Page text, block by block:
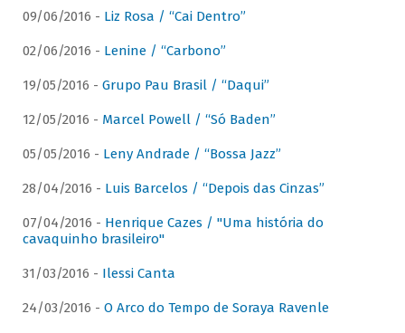
09/06/2016 - Liz Rosa / “Cai Dentro”
02/06/2016 - Lenine / “Carbono”
19/05/2016 - Grupo Pau Brasil / “Daqui”
12/05/2016 - Marcel Powell / “Só Baden”
05/05/2016 - Leny Andrade / “Bossa Jazz”
28/04/2016 - Luis Barcelos / “Depois das Cinzas”
07/04/2016 - Henrique Cazes / "Uma história do
cavaquinho brasileiro"
31/03/2016 - Ilessi Canta
24/03/2016 - O Arco do Tempo de Soraya Ravenle